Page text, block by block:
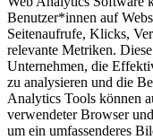
Benutzer*innen auf
Seitenaufrufe, Klicks,
relevante Metriken.
Unternehmen, die
zu analysieren und die
Analytics Tools können
verwendeter Browser
um ein umfassenderes